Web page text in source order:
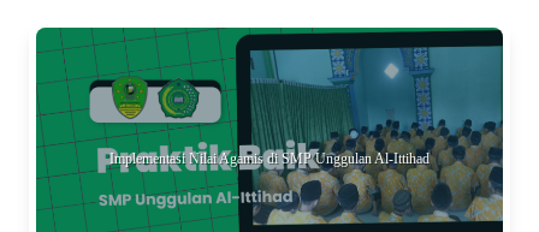
Implementasi Nilai Agamis di SMP Unggulan Al-Ittihad